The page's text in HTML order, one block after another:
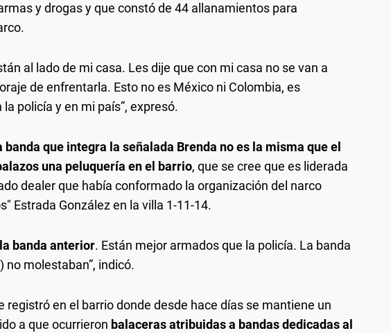
y drogas y que constó de 44 allanamientos para
al lado de mi casa. Les dije que con mi casa no se van a
de enfrentarla. Esto no es México ni Colombia, es
policía y en mi país”, expresó.
banda que integra la señalada Brenda no es la misma que el
una peluquería en el barrio, que se cree que es liderada
dealer que había conformado la organización del narco
Estrada González en la villa 1-11-14.
banda anterior. Están mejor armados que la policía. La banda
no molestaban”, indicó.
registró en el barrio donde desde hace días se mantiene un
a que ocurrieron balaceras atribuidas a bandas dedicadas al